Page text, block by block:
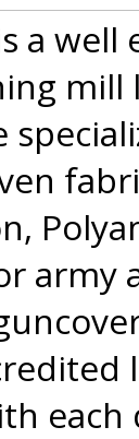
a
mill
army
each